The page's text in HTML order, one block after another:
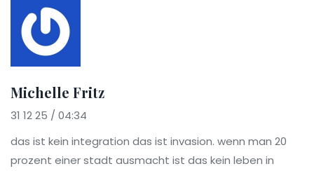
Michelle Fritz
31 12 25 / 04:34
das ist kein integration das ist invasion. wenn man 20
prozent einer stadt ausmacht ist das kein leben in